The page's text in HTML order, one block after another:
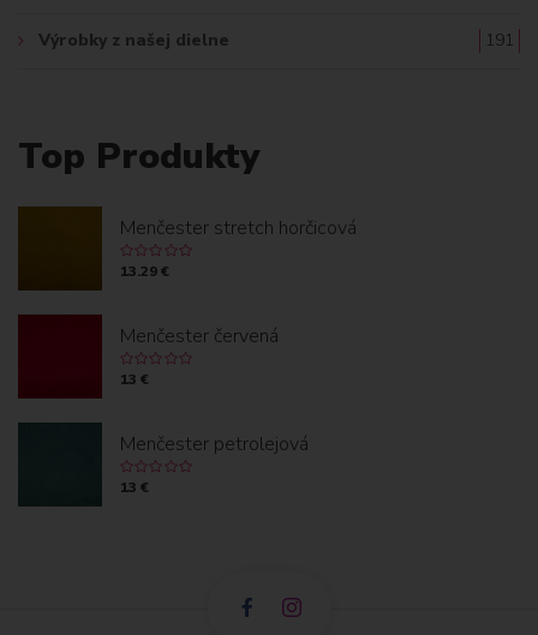
Výrobky z našej dielne 191
Top Produkty
Menčester stretch horčicová
13.29 €
Menčester červená
13 €
Menčester petrolejová
13 €